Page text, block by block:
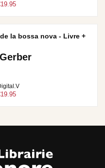
la bossa nova - Livre +